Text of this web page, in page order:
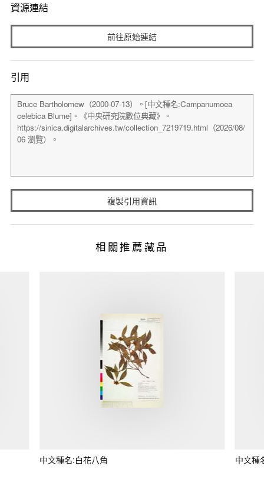
資源連結
前往原始連結
引用
複製引用資訊
相關推薦藏品
中文種名:白花八角 中文種